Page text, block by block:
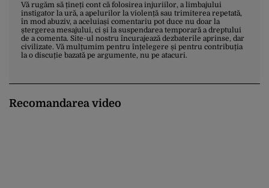
Vă rugăm să țineți cont că folosirea injuriilor, a limbajului
instigator la ură, a apelurilor la violență sau trimiterea repetată,
în mod abuziv, a aceluiași comentariu pot duce nu doar la
ștergerea mesajului, ci și la suspendarea temporară a dreptului
de a comenta. Site-ul nostru încurajează dezbaterile aprinse, dar
civilizate. Vă mulțumim pentru înțelegere și pentru contribuția
la o discuție bazată pe argumente, nu pe atacuri.
Recomandarea video